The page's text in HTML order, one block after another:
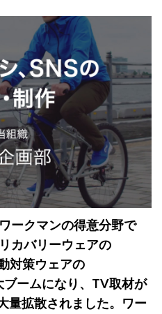
ークマンの得意分野で
カバリーウェアの
対策ウェアの
ブームになり、TV取材が
量拡散されました。ワー